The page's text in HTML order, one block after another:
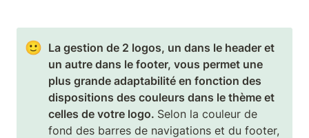
🙂 La gestion de 2 logos, un dans le header et
un autre dans le footer, vous permet une
plus grande adaptabilité en fonction des
dispositions des couleurs dans le thème et
celles de votre logo. Selon la couleur de
fond des barres de navigations et du footer,